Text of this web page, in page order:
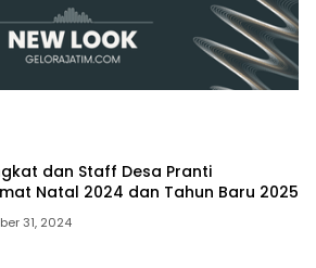
dan Staff Desa Pranti
Natal 2024 dan Tahun Baru 2025
31, 2024